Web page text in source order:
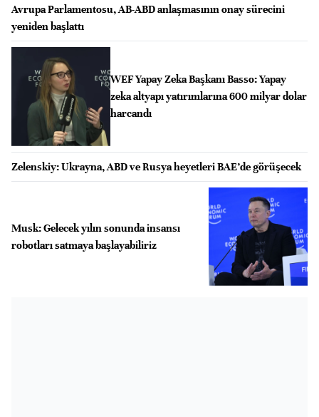
Avrupa Parlamentosu, AB-ABD anlaşmasının onay sürecini
yeniden başlattı
WEF Yapay Zeka Başkanı Basso: Yapay
zeka altyapı yatırımlarına 600 milyar dolar
harcandı
Zelenskiy: Ukrayna, ABD ve Rusya heyetleri BAE’de görüşecek
Musk: Gelecek yılın sonunda insansı
robotları satmaya başlayabiliriz